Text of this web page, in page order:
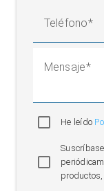
Teléfono
Mensaje
He leído
productos,